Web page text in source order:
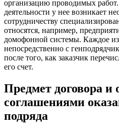
организацию проводимых
деятельности у нее возникает
сотрудничеству
относятся, например,
домофонной системы. Каждое
непосредственно с
после того, как заказчик
его счет.
Предмет договора и
соглашениями
подряда